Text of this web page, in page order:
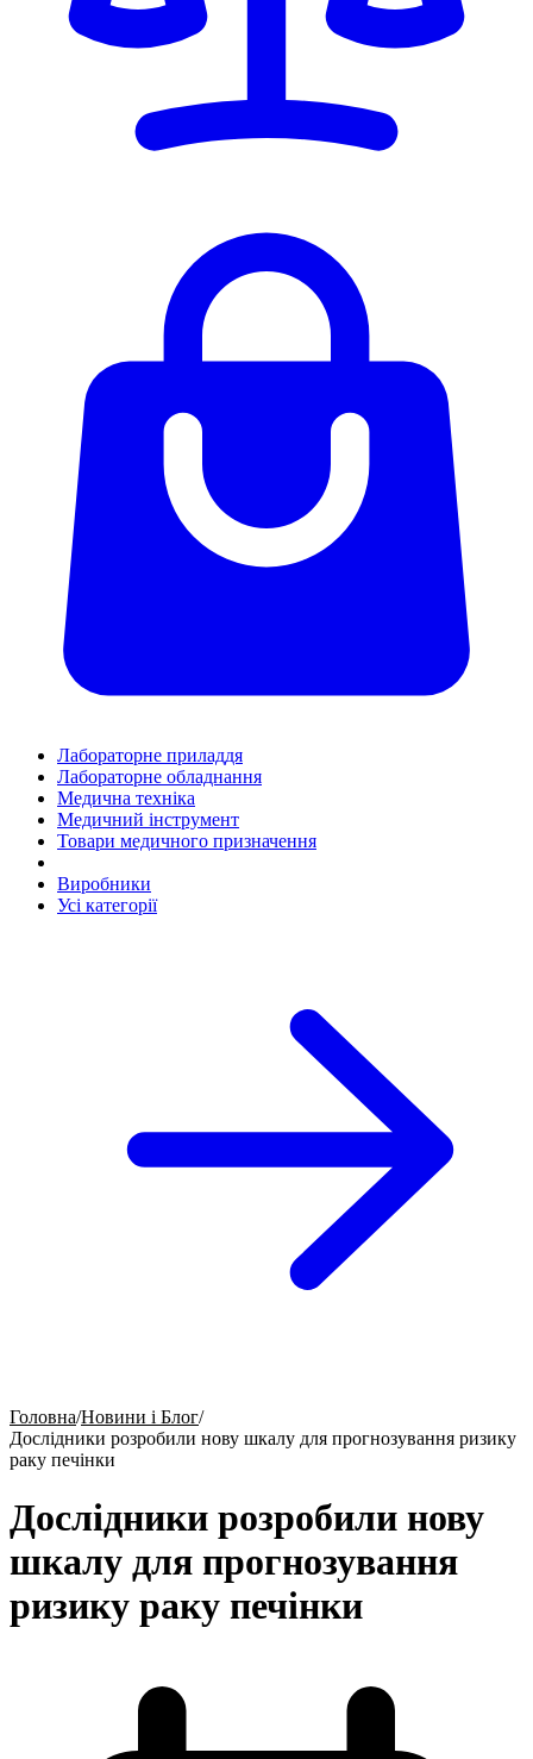
Лабораторне приладдя
Лабораторне обладнання
Медична техніка
Медичний інструмент
Товари медичного призначення
Виробники
Усі категорії
Головна/Новини і Блог/
Дослідники розробили нову шкалу для прогнозування ризику
раку печінки
Дослідники розробили нову
шкалу для прогнозування
ризику раку печінки